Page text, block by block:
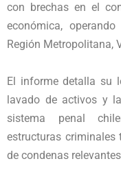
con brechas en el
económica,
Región Metropolitana,
El informe detalla su
lavado de activos y
sistema penal
estructuras criminales
de condenas